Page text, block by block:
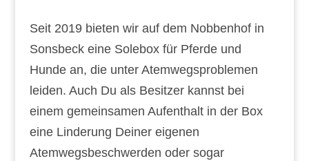
Seit 2019 bieten wir auf dem Nobbenhof in
Sonsbeck eine Solebox für Pferde und
Hunde an, die unter Atemwegsproblemen
leiden. Auch Du als Besitzer kannst bei
einem gemeinsamen Aufenthalt in der Box
eine Linderung Deiner eigenen
Atemwegsbeschwerden oder sogar